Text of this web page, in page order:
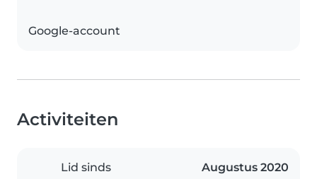
Google-account
Activiteiten
Lid sinds Augustus 2020